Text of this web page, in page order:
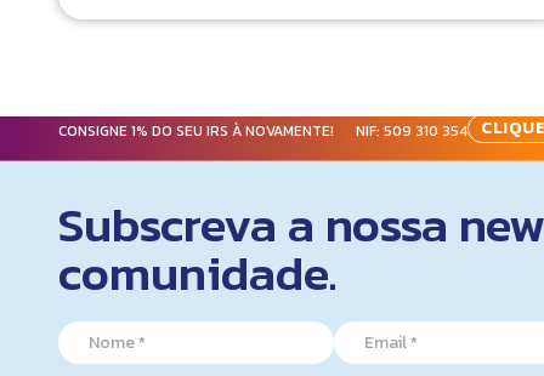
CONSIGNE 1% DO SEU IRS À NOVAMENTE! NIF: 509 310 354
Subscreva a nossa
comunidade.
a
m
N
a
E
m